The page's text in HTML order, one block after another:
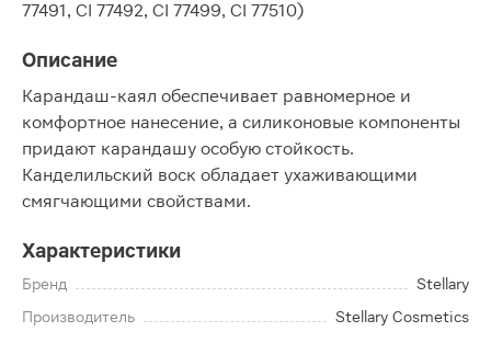
77491, CI 77492, CI 77499, CI 77510)
Описание
Карандаш-каял обеспечивает равномерное и
комфортное нанесение, а силиконовые компоненты
придают карандашу особую стойкость.
Канделильский воск обладает ухаживающими
смягчающими свойствами.
Характеристики
Бренд
Stellary
Производитель
Stellary Cosmetics